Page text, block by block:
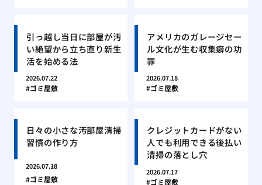
引っ越し当日に部屋が汚
い絶望から立ち直り新生
活を始める法
2026.07.22
ゴミ屋敷
アメリカのガレージセー
ル文化が生む収集癖の功
罪
2026.07.18
ゴミ屋敷
日々の小さな汚部屋清掃
習慣の作り方
2026.07.18
ゴミ屋敷
クレジットカードがない
人でも利用できる後払い
清掃の落とし穴
2026.07.17
ゴミ屋敷